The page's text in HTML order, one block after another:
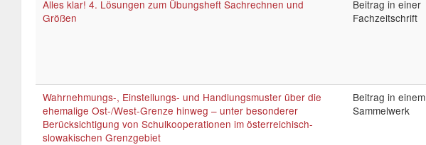
Alles klar! 4. Lösungen zum Übungsheft Sachrechnen und
Größen
Beitrag in einer
Fachzeitschrift
Wahrnehmungs-, Einstellungs- und Handlungsmuster über die
ehemalige Ost-/West-Grenze hinweg – unter besonderer
Berücksichtigung von Schulkooperationen im österreichisch-
slowakischen Grenzgebiet
Beitrag in einem
Sammelwerk